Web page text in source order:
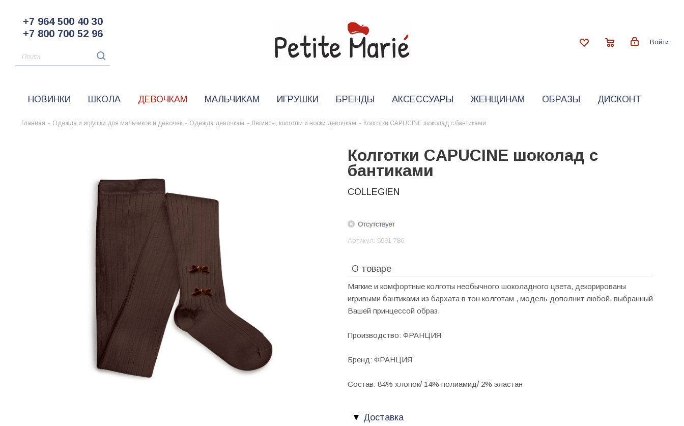
+7 964 500 40 30
+7 800 700 52 96
Войти
НОВИНКИ ШКОЛА ДЕВОЧКАМ МАЛЬЧИКАМ ИГРУШКИ БРЕНДЫ АКСЕССУАРЫ ЖЕНЩИНАМ ОБРАЗЫ ДИСКОНТ
Главная - Одежда и игрушки для мальчиков и девочек - Одежда девочкам - Легинсы, колготки и носки девочкам - Колготки CAPUCINE шоколад с бантиками
Колготки CAPUCINE шоколад с
бантиками
COLLEGIEN
Артикул: 5991 786
О товаре
Мягкие и комфортные колготы необычного шоколадного цвета, декорированы
игривыми бантиками из бархата в тон колготам , модель дополнит любой, выбранный
Вашей принцессой образ.
Производство: ФРАНЦИЯ
Бренд: ФРАНЦИЯ
Состав: 84% хлопок/ 14% полиамид/ 2% эластан
Доставка